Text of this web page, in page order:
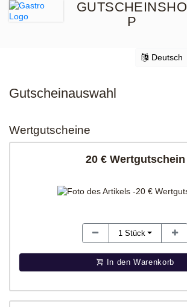
GUTSCHEINSHO
P
Deutsch
Gutscheinauswahl
Wertgutscheine
20 € Wertgutschein
1 Stück
In den Warenkorb